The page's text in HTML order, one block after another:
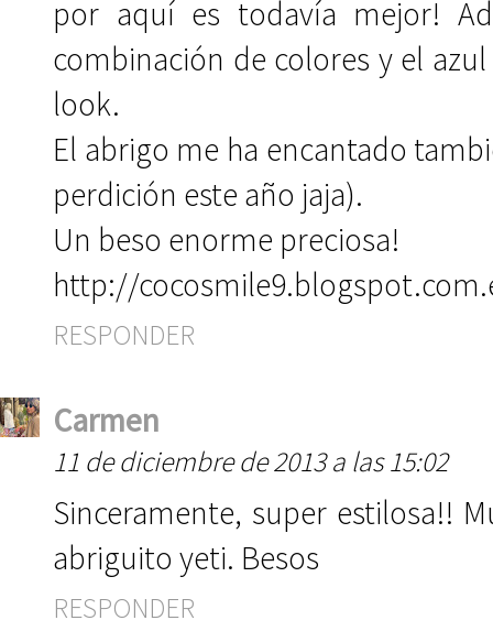
por aquí es todavía mejor!
combinación de colores y el
look.
El abrigo me ha encantado
perdición este año jaja).
Un beso enorme preciosa!
http://
RESPONDER
Carmen
11 de diciembre de 2013 a las 15:02
Sinceramente, super estilosa!!
abriguito yeti. Besos
RESPONDER